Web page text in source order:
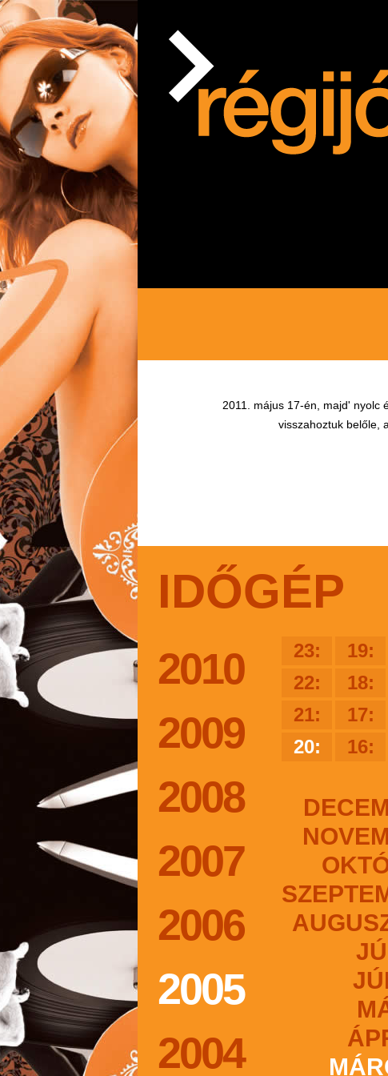
2011. május 17-én, majd' nyolc
visszahoztuk belőle,
IDŐGÉP
2010
2009
2008
2007
2006
2005
2004
23: 19:
22:
18:
21:
17:
20:
16: